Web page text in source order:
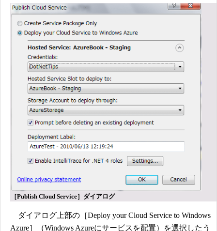
［Publish Cloud Service］ダイアログ
ダイアログ上部の［Deploy your Cloud Service to Windows
Azure］（Windows Azureにサービスを配置）を選択したう